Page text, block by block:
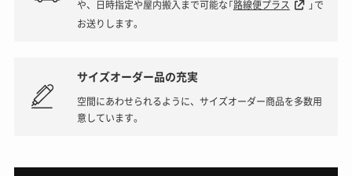
や、日時指定や屋内搬入まで可能な「路線便プラス
」で
お送りします。
サイズオーダー品の充実
空間にあわせられるように、サイズオーダー商品を多数用
意しています。